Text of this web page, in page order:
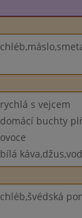
rychlá s vejcem
domácí buchty
ovoce
bílá
chléb,švédská